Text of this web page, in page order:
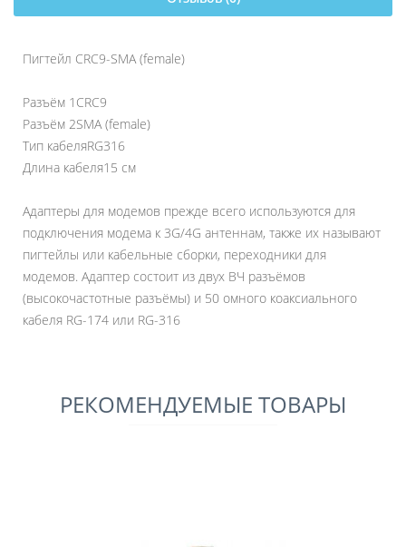
Пигтейл CRC9-SMA (female)
Разъём 1 CRC9
Разъём 2SMA (female)
Тип кабеляRG316
Длина кабеля15 см
Адаптеры для модемов прежде всего используются для
подключения модема к 3G/4G антеннам, также их называют
пигтейлы или кабельные сборки, переходники для
модемов. Адаптер состоит из двух ВЧ разъёмов
(высокочастотные разъёмы) и 50 омного коаксиального
кабеля RG-174 или RG-316
РЕКОМЕНДУЕМЫЕ ТОВАРЫ